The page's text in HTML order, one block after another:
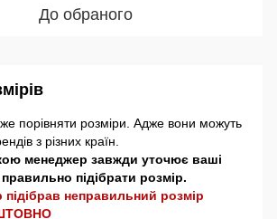
До обраного
порівняти розміри. Адже вони можуть
з різних країн.
менеджер завжди уточює ваші
підібрати розмір.
неправильний розмір